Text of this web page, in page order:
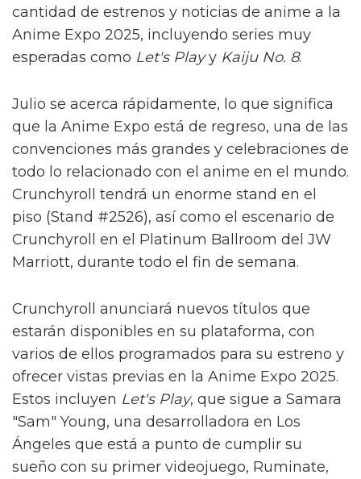
cantidad de estrenos y noticias de anime a la
Anime Expo 2025, incluyendo series muy
esperadas como Let's Playy Kaiju No. 8.
Julio se acerca rápidamente, lo que significa
que la Anime Expo está de regreso, una de las
convenciones más grandes y celebraciones de
todo lo relacionado con el anime en el mundo.
Crunchyroll tendrá un enorme stand en el
piso (Stand #2526), así como el escenario de
Crunchyroll en el Platinum Ballroom del JW
Marriott, durante todo el fin de semana.
Crunchyroll anunciará nuevos títulos que
estarán disponibles en su plataforma, con
varios de ellos programados para su estreno y
ofrecer vistas previas en la Anime Expo 2025.
Estos incluyen Let's Play, que sigue a Samara
"Sam" Young, una desarrolladora en Los
Ángeles que está a punto de cumplir su
sueño con su primer videojuego, Ruminate,